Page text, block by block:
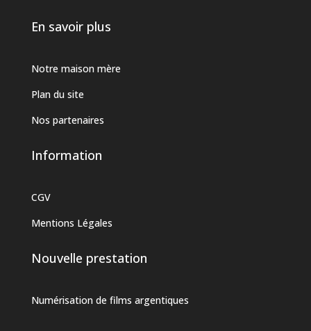
En savoir plus
Notre maison mère
Plan du site
Nos partenaires
Information
CGV
Mentions Légales
Nouvelle prestation
Numérisation de films argentiques